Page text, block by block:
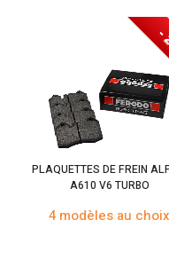
-
PLAQUETTES DE FREIN
A610 V6 TURBO
4 modèles au choix